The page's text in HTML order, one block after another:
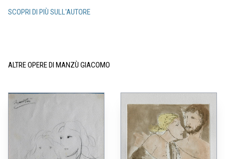
SCOPRI DI PIÙ SULL'AUTORE
ALTRE OPERE DI MANZÙ GIACOMO